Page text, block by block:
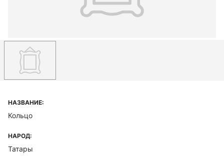
НАЗВАНИЕ:
Кольцо
НАРОД:
Татары